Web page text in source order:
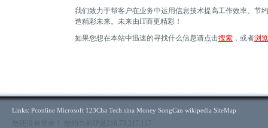
我们致力于帮客户在业务中运用信息技术提高工作效率、节
造精彩未来。未来由IT而更精彩！
如果您想在本站中迅速的寻找什么信息请点击搜索 ，或者浏
Links: Pconline Microsoft 123Cha Tech.sina Money SongCan wikipedia SiteMap
您还没有登录！ 您的当前IP是216.73.217.117